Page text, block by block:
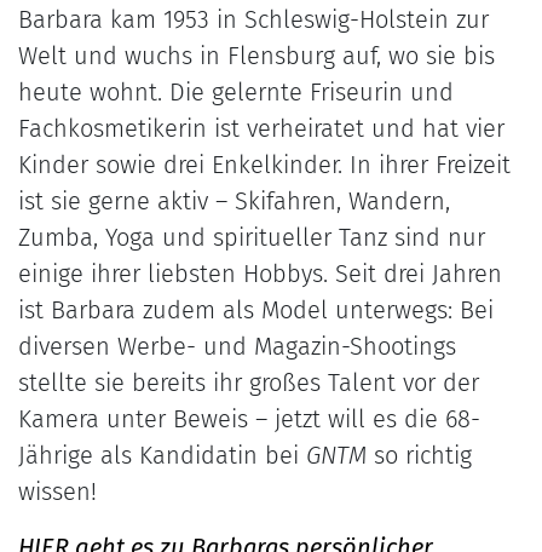
Barbara kam 1953 in Schleswig-Holstein zur
Welt und wuchs in Flensburg auf, wo sie bis
heute wohnt. Die gelernte Friseurin und
Fachkosmetikerin ist verheiratet und hat vier
Kinder sowie drei Enkelkinder. In ihrer Freizeit
ist sie gerne aktiv – Skifahren, Wandern,
Zumba, Yoga und spiritueller Tanz sind nur
einige ihrer liebsten Hobbys. Seit drei Jahren
ist Barbara zudem als Model unterwegs: Bei
diversen Werbe- und Magazin-Shootings
stellte sie bereits ihr großes Talent vor der
Kamera unter Beweis – jetzt will es die 68-
Jährige als Kandidatin bei GNTM so richtig
wissen!